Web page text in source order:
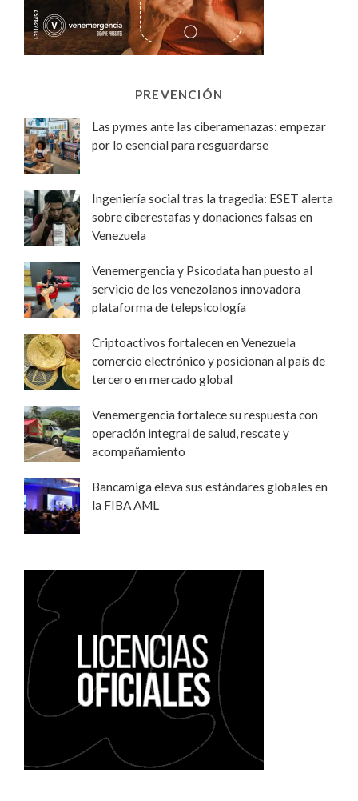
PREVENCIÓN
Las pymes ante las ciberamenazas: empezar
por lo esencial para resguardarse
Ingeniería social tras la tragedia: ESET alerta
sobre ciberestafas y donaciones falsas en
Venezuela
Venemergencia y Psicodata han puesto al
servicio de los venezolanos innovadora
plataforma de telepsicología
Criptoactivos fortalecen en Venezuela
comercio electrónico y posicionan al país de
tercero en mercado global
Venemergencia fortalece su respuesta con
operación integral de salud, rescate y
acompañamiento
Bancamiga eleva sus estándares globales en
la FIBA AML